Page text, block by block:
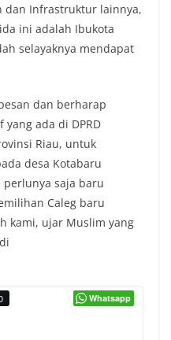
dan Infrastruktur lainnya,
ini adalah Ibukota
selayaknya mendapat
dan berharap
ada di DPRD
Riau, untuk
desa Kotabaru
perlunya saja baru
Caleg baru
kami, ujar Muslim yang
Whatsapp